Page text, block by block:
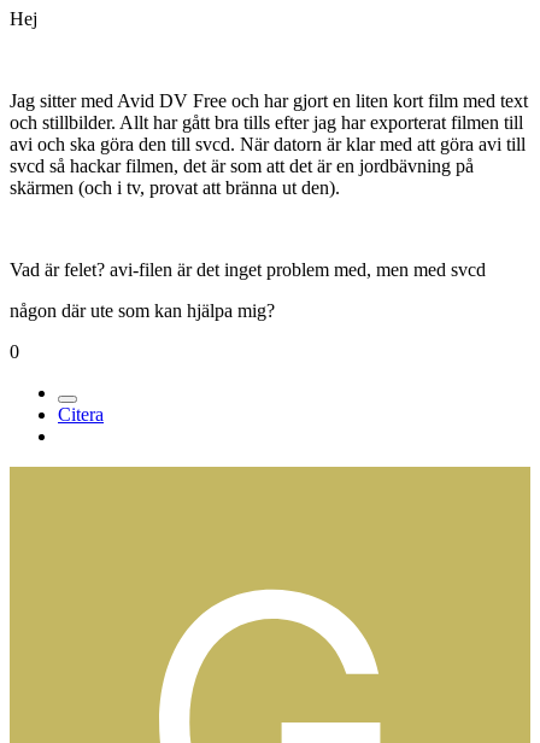
Hej
Jag sitter med Avid DV Free och har gjort en liten kort film med text
och stillbilder. Allt har gått bra tills efter jag har exporterat filmen till
avi och ska göra den till svcd. När datorn är klar med att göra avi till
svcd så hackar filmen, det är som att det är en jordbävning på
skärmen (och i tv, provat att bränna ut den).
Vad är felet? avi-filen är det inget problem med, men med svcd
någon där ute som kan hjälpa mig?
0
Citera